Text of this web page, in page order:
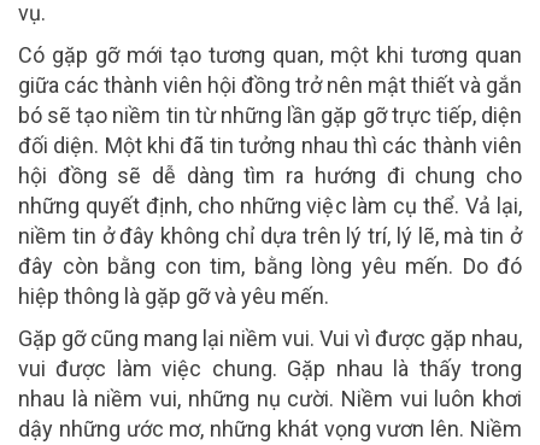
vụ.
Có gặp gỡ mới tạo tương quan, một khi tương quan
giữa các thành viên hội đồng trở nên mật thiết và gắn
bó sẽ tạo niềm tin từ những lần gặp gỡ trực tiếp, diện
đối diện. Một khi đã tin tưởng nhau thì các thành viên
hội đồng sẽ dễ dàng tìm ra hướng đi chung cho
những quyết định, cho những việc làm cụ thể. Vả lại,
niềm tin ở đây không chỉ dựa trên lý trí, lý lẽ, mà tin ở
đây còn bằng con tim, bằng lòng yêu mến. Do đó
hiệp thông là gặp gỡ và yêu mến.
Gặp gỡ cũng mang lại niềm vui. Vui vì được gặp nhau,
vui được làm việc chung. Gặp nhau là thấy trong
nhau là niềm vui, những nụ cười. Niềm vui luôn khơi
dậy những ước mơ, những khát vọng vươn lên. Niềm